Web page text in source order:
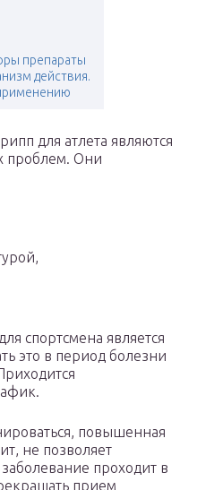
препараты
действия.
для атлета являются
проблем. Они
спортсмена является
это в период болезни
повышенная
не позволяет
заболевание проходит в
прием